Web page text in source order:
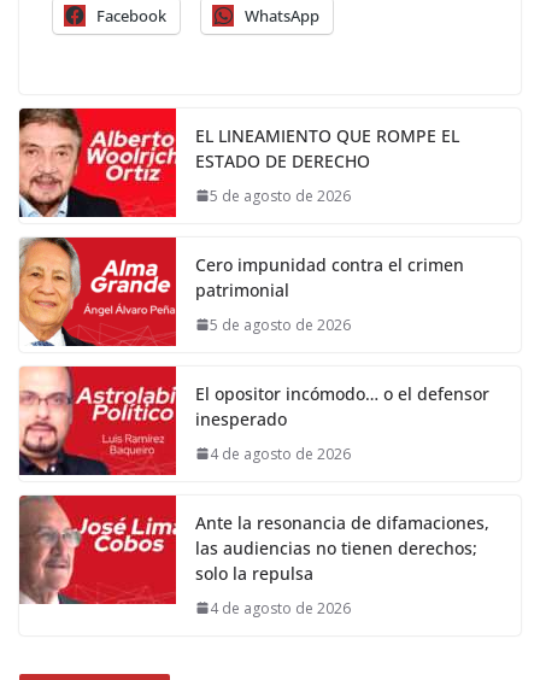
Facebook WhatsApp
EL LINEAMIENTO QUE ROMPE EL
ESTADO DE DERECHO
5 de agosto de 2026
Cero impunidad contra el crimen
patrimonial
5 de agosto de 2026
El opositor incómodo… o el defensor
inesperado
4 de agosto de 2026
Ante la resonancia de difamaciones,
las audiencias no tienen derechos;
solo la repulsa
4 de agosto de 2026